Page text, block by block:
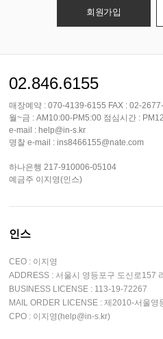
회원가입
02.846.6155
매장예약 : 070-4139-6155 FAX : 02-
월~금 : AM10:00-PM5:00 점심시간 :
e-mail : help@in-s.kr
명찰 e-mail : ins8466155@nate.com
하나은행 217-910006-05104
예금주 이지영(인스)
인스
CEO : 이지영
ADDRESS : 서울시 영등포구 도신로157
BUSINESS LICENSE : 113-19-72267
MAIL ORDER LICENSE : 제2010-서울영
CPO : 이지영(help@in-s.kr)